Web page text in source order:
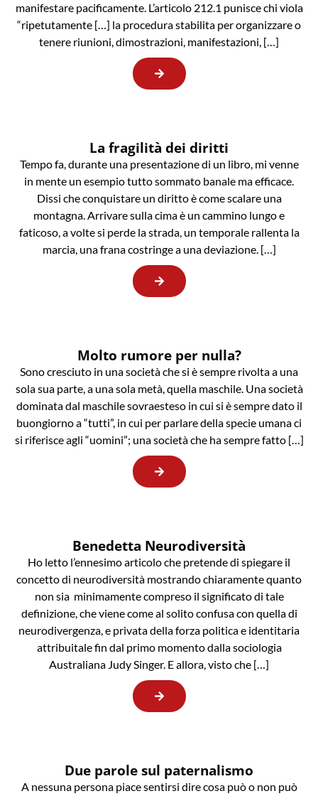
manifestare pacificamente. L’articolo 212.1 punisce chi viola
“ripetutamente […] la procedura stabilita per organizzare o
tenere riunioni, dimostrazioni, manifestazioni, […]
La fragilità dei diritti
Tempo fa, durante una presentazione di un libro, mi venne
in mente un esempio tutto sommato banale ma efficace.
Dissi che conquistare un diritto è come scalare una
montagna. Arrivare sulla cima è un cammino lungo e
faticoso, a volte si perde la strada, un temporale rallenta la
marcia, una frana costringe a una deviazione. […]
Molto rumore per nulla?
Sono cresciuto in una società che si è sempre rivolta a una
sola sua parte, a una sola metà, quella maschile. Una società
dominata dal maschile sovraesteso in cui si è sempre dato il
buongiorno a “tutti”, in cui per parlare della specie umana ci
si riferisce agli “uomini”; una società che ha sempre fatto […]
Benedetta Neurodiversità
Ho letto l’ennesimo articolo che pretende di spiegare il
concetto di neurodiversità mostrando chiaramente quanto
non sia minimamente compreso il significato di tale
definizione, che viene come al solito confusa con quella di
neurodivergenza, e privata della forza politica e identitaria
attribuitale fin dal primo momento dalla sociologia
Australiana Judy Singer. E allora, visto che […]
Due parole sul paternalismo
A nessuna persona piace sentirsi dire cosa può o non può